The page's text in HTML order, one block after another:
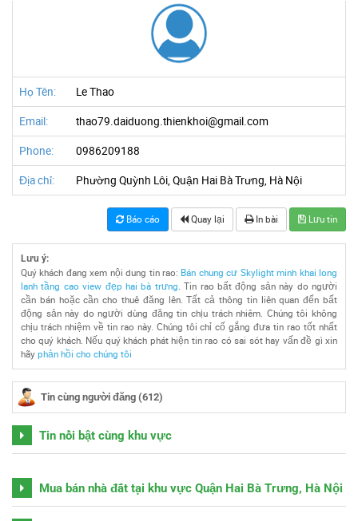
Họ Tên: Le Thao
Email: thao79.daiduong.thienkhoi@gmail.com
Phone: 0986209188
Địa chỉ: Phường Quỳnh Lôi, Quận Hai Bà Trưng, Hà Nội
Báo cáo Quay lại In bài Lưu tin
Lưu ý:
Quý khách đang xem nội dung tin rao: Bán chung cư Skylight minh khai long
lanh tầng cao view đẹp hai bà trưng. Tin rao bất động sản này do người
cần bán hoặc cần cho thuê đăng lên. Tất cả thông tin liên quan đến bất
động sản này do người dùng đăng tin chịu trách nhiêm. Chúng tôi không
chịu trách nhiệm về tin rao này. Chúng tôi chỉ cố gắng đưa tin rao tốt nhất
cho quý khách. Nếu quý khách phát hiện tin rao có sai sót hay vấn đề gì xin
hãy phản hồi cho chúng tôi
Tin cùng người đăng (612)
Tin nổi bật cùng khu vực
Mua bán nhà đất tại khu vực Quận Hai Bà Trưng, Hà Nội